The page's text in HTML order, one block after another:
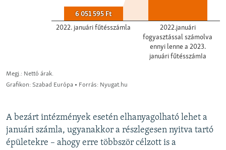
A bezárt intézmények esetén elhanyagolható lehet a
januári számla, ugyanakkor a részlegesen nyitva tartó
épületekre – ahogy erre többször célzott is a